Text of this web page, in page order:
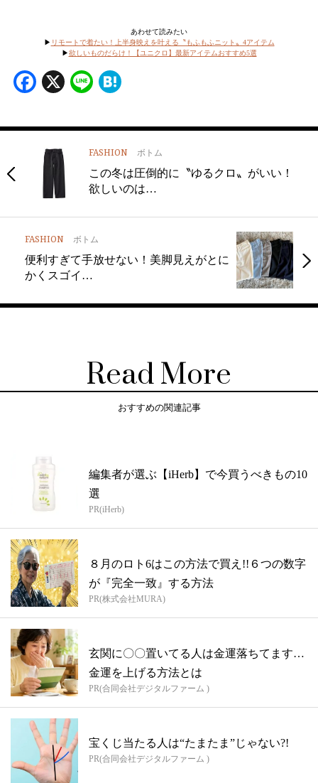
あわせて読みたい
▶︎ リモートで着たい！上半身映えを叶える〝もふもふニット〟4アイテム
▶︎欲しいものだらけ！【ユニクロ】最新アイテムおすすめ5選
Facebook
X Line
FASHION ボトム
この冬は圧倒的に〝ゆるクロ〟がいい！
欲しいのは…
FASHION ボトム
便利すぎて手放せない！美脚見えがとに
かくスゴイ…
Read More
おすすめの関連記事
編集者が選ぶ【iHerb】で今買うべきもの10
選
PR(iHerb)
８月のロト6はこの方法で買え!!６つの数字
が『完全一致』する方法
PR(株式会社MURA)
玄関に〇〇置いてる人は金運落ちてます…
金運を上げる方法とは
PR(合同会社デジタルファーム )
宝くじ当たる人は“たまたま”じゃない?!
PR(合同会社デジタルファーム )